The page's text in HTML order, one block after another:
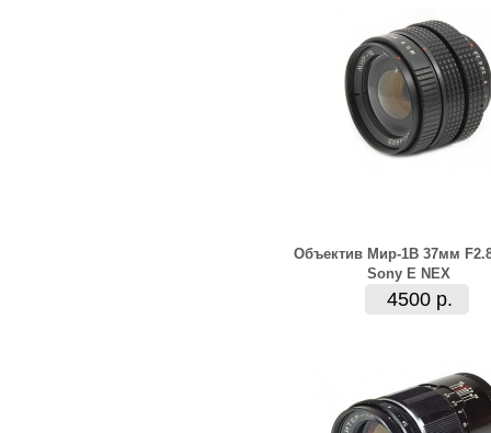
Объектив Мир-1В 37мм
Sony E NEX
4500 р.